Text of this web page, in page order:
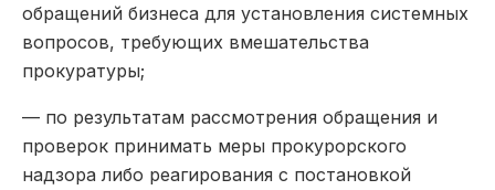
обращений бизнеса для установления системных
вопросов, требующих вмешательства
прокуратуры;
— по результатам рассмотрения обращения и
проверок принимать меры прокурорского
надзора либо реагирования с постановкой